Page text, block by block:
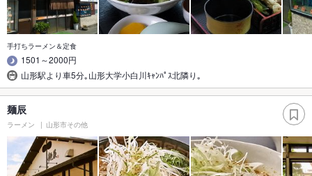
手打ちラーメン＆定食
1501～2000円
山形駅より車5分｡山形大学小白川ｷｬﾝﾊﾟｽ北隣り｡
麺辰
ラーメン 山形市その他